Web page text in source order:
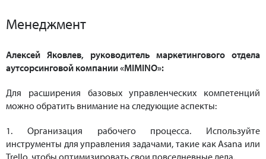
Менеджмент
Алексей Яковлев, руководитель маркетингового отдела
аутсорсинговой компании «MIMINO»:
Для расширения базовых управленческих компетенций
можно обратить внимание на следующие аспекты:
1. Организация рабочего процесса. Используйте
инструменты для управления задачами, такие как Asana или
Trello, чтобы оптимизировать свои повседневные дела.